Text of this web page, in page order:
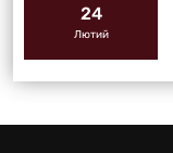
24
Лютий